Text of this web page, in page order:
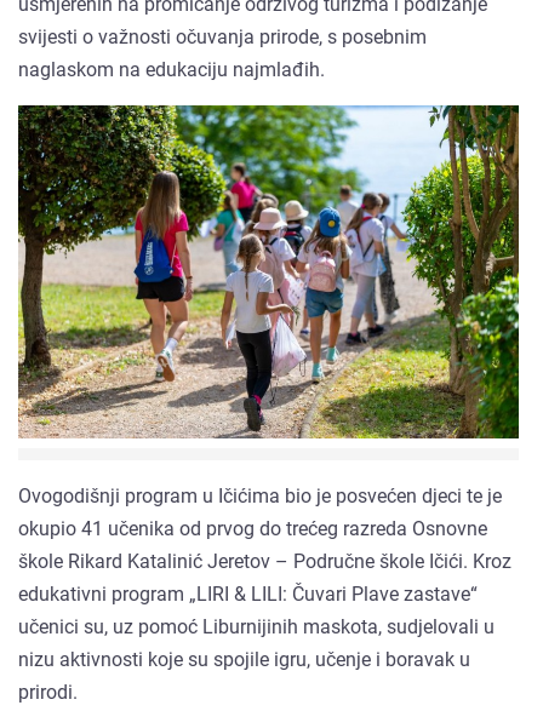
svijesti o važnosti očuvanja prirode, s posebnim
naglaskom na edukaciju najmlađih.
Ovogodišnji program u Ičićima bio je posvećen djeci te je
okupio 41 učenika od prvog do trećeg razreda Osnovne
škole Rikard Katalinić Jeretov – Područne škole Ičići. Kroz
edukativni program „LIRI & LILI: Čuvari Plave zastave“
učenici su, uz pomoć Liburnijinih maskota, sudjelovali u
nizu aktivnosti koje su spojile igru, učenje i boravak u
prirodi.